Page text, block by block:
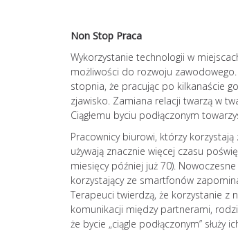
Non Stop Praca
Wykorzystanie technologii w
możliwości do rozwoju
stopnia, że pracując po kilkanaście
zjawisko. Zamiana relacji twarzą w
Ciągłemu byciu podłączonym
Pracownicy biurowi, którzy
używają znacznie więcej czasu
miesięcy później już 70).
korzystający ze smartfonów
Terapeuci twierdzą, że korzystanie z
komunikacji między partnerami,
że bycie „ciągle podłączonym” służy